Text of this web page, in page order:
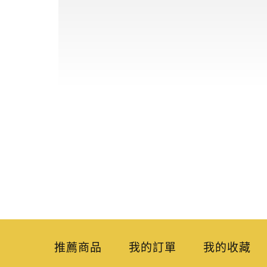
推薦商品 我的訂單 我的收藏